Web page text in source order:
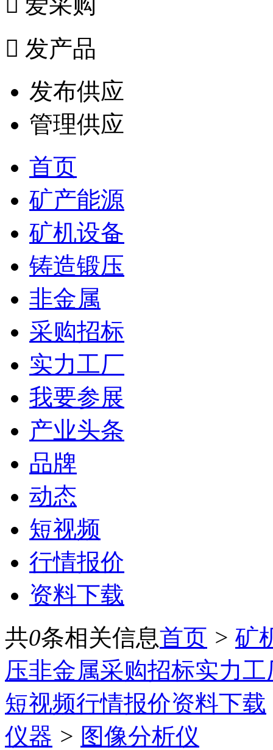
 发产品
发布供应
管理供应
首页
矿产能源
矿机设备
铸造锻压
非金属
采购招标
实力工厂
我要参展
产业头条
品牌
动态
短视频
行情报价
资料下载
共0条相关信息首页 > 矿
压非金属采购招标实力工
短视频行情报价资料下载
仪器 > 图像分析仪